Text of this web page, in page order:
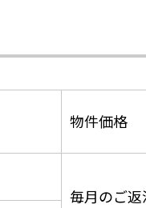
物件価格
毎月のご